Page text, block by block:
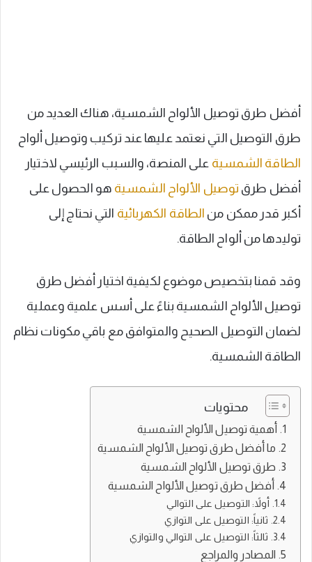
أفضل طرق توصيل الألواح الشمسية، هناك العديد من
طرق التوصيل التي نعتمد عليها عند تركيب وتوصيل ألواح
الطاقة الشمسية على المنصة، والسبب الرئيسي لاختيار
أفضل طرق توصيل الألواح الشمسية هو الحصول على
أكبر قدر ممكن من الطاقة الكهربائية التي نحتاج إلى
توليدها من ألواح الطاقة.
وقد قمنا بتخصيص موضوع لكيفية اختيار أفضل طرق
توصيل الألواح الشمسية بناءً على أسس علمية وعملية
لضمان التوصيل الصحيح والمتوافق مع باقي مكونات نظام
الطاقة الشمسية.
محتويات
أهمية توصيل الألواح الشمسية
ما أفضل طرق توصيل الألواح الشمسية
طرق توصيل الألواح الشمسية
أفضل طرق توصيل الألواح الشمسية
أولاً: التوصيل على التوالي
ثانياً: التوصيل على التوازي
ثالثاً: التوصيل على التوالي والتوازي
المصادر والمراجع